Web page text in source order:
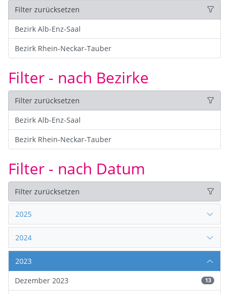
Filter zurücksetzen
Bezirk Alb-Enz-Saal
Bezirk Rhein-Neckar-Tauber
Filter - nach Bezirke
Filter zurücksetzen
Bezirk Alb-Enz-Saal
Bezirk Rhein-Neckar-Tauber
Filter - nach Datum
Filter zurücksetzen
2025
2024
2023
Dezember 2023
13